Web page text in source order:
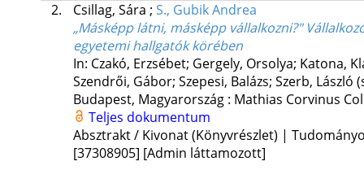
2.
Csillag, Sára ; S., Gubik Andrea
„Másképp látni, másképp vállalkozni?"
egyetemi hallgatók körében
In: Czakó, Erzsébet; Gergely, Orsolya; Katona,
Szendrői, Gábor; Szepesi, Balázs; Szerb, László
Budapest, Magyarország : Mathias Corvinus
Teljes dokumentum
Absztrakt / Kivonat (Könyvrészlet) |
[37308905] [Admin láttamozott]